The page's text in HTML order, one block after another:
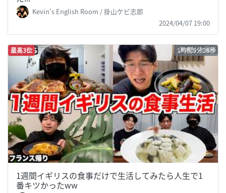
Kevin's English Room / 掛山ケビ志郎
2024/04/07 19:00
最高3位 1時間5分28秒
1週間イギリスの食事だけで生活してみたら人生で1
番キツかったww